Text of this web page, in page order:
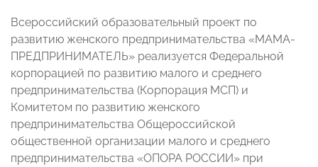
Всероссийский образовательный проект по
развитию женского предпринимательства «МАМА-
ПРЕДПРИНИМАТЕЛЬ» реализуется Федеральной
корпорацией по развитию малого и среднего
предпринимательства (Корпорация МСП) и
Комитетом по развитию женского
предпринимательства Общероссийской
общественной организации малого и среднего
предпринимательства «ОПОРА РОССИИ» при